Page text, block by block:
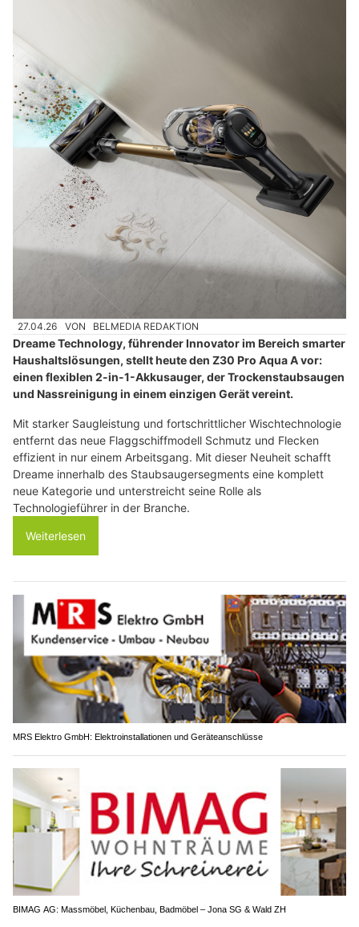
27.04.26 VON BELMEDIA REDAKTION
Dreame Technology, führender Innovator im Bereich smarter
Haushaltslösungen, stellt heute den Z30 Pro Aqua A vor:
einen flexiblen 2-in-1-Akkusauger, der Trockenstaubsaugen
und Nassreinigung in einem einzigen Gerät vereint.
Mit starker Saugleistung und fortschrittlicher Wischtechnologie
entfernt das neue Flaggschiffmodell Schmutz und Flecken
effizient in nur einem Arbeitsgang. Mit dieser Neuheit schafft
Dreame innerhalb des Staubsaugersegments eine komplett
neue Kategorie und unterstreicht seine Rolle als
Technologieführer in der Branche.
Weiterlesen
MRS Elektro GmbH: Elektroinstallationen und Geräteanschlüsse
BIMAG AG: Massmöbel, Küchenbau, Badmöbel – Jona SG & Wald ZH